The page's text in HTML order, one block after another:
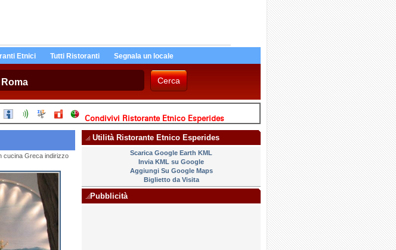
Etnici Tutti Ristoranti Segnala un locale
Condivivi Ristorante Etnico Esperides
cucina Greca indirizzo
Utilità Ristorante Etnico Esperides
Scarica Google Earth KML
Invia KML su Google
Aggiungi Su Google Maps
Biglietto da Visita
Pubblicità